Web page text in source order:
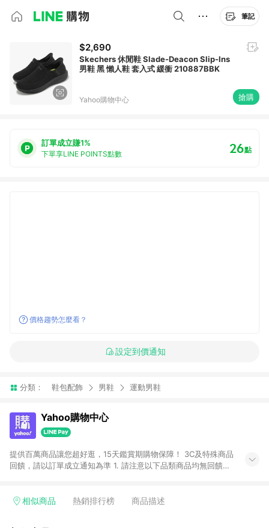
筆記
$2,690
Skechers 休閒鞋 Slade-Deacon Slip-Ins
男鞋 黑 懶人鞋 套入式 緩衝 210887BBK
Yahoo購物中心 搶購
訂單成立賺1%
下單享LINE POINTS點數 26點
價格趨勢怎麼看？
設定到價通知
分類： 鞋包配飾 男鞋 運動男鞋
Yahoo購物中心
提供百萬商品讓您超好逛，15天鑑賞期購物保障！ 3C及特殊商品
回饋，請以訂單成立通知為準 1. 請注意以下品類商品均無回饋：
電玩/遊戲/相機/單眼/鏡頭/拍立得 [2024/6/1起適用] -內接硬
相似商品 熱銷排行榜 商品描述